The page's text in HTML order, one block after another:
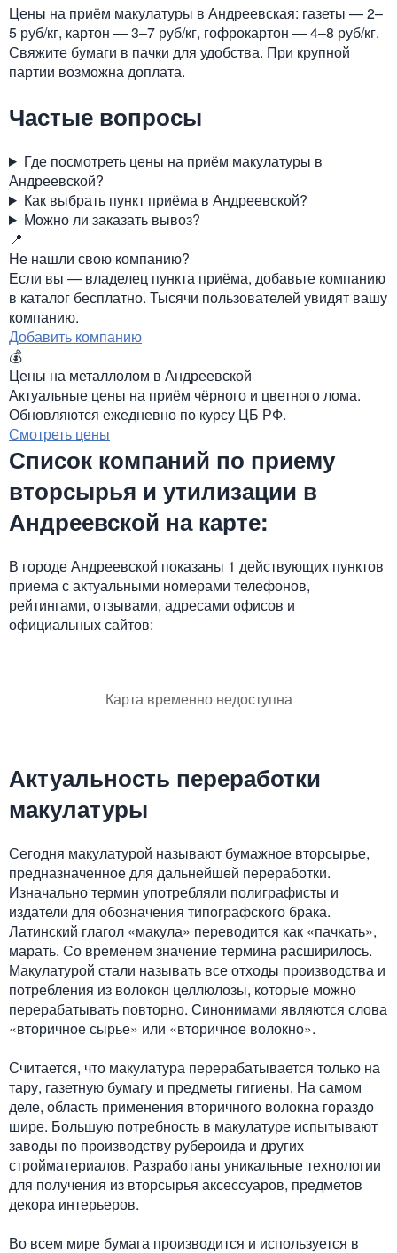
Цены на приём макулатуры в Андреевская: газеты — 2–
5 руб/кг, картон — 3–7 руб/кг, гофрокартон — 4–8 руб/кг.
Свяжите бумаги в пачки для удобства. При крупной
партии возможна доплата.
Частые вопросы
Где посмотреть цены на приём макулатуры в
Андреевской?
Как выбрать пункт приёма в Андреевской?
Можно ли заказать вывоз?
📍
Не нашли свою компанию?
Если вы — владелец пункта приёма, добавьте компанию
в каталог бесплатно. Тысячи пользователей увидят вашу
компанию.
Добавить компанию
💰
Цены на металлолом в Андреевской
Актуальные цены на приём чёрного и цветного лома.
Обновляются ежедневно по курсу ЦБ РФ.
Смотреть цены
Список компаний по приему
вторсырья и утилизации в
Андреевской на карте:
В городе Андреевской показаны 1 действующих пунктов
приема с актуальными номерами телефонов,
рейтингами, отзывами, адресами офисов и
официальных сайтов:
Карта временно недоступна
Актуальность переработки
макулатуры
Сегодня макулатурой называют бумажное вторсырье,
предназначенное для дальнейшей переработки.
Изначально термин употребляли полиграфисты и
издатели для обозначения типографского брака.
Латинский глагол «макула» переводится как «пачкать»,
марать. Со временем значение термина расширилось.
Макулатурой стали называть все отходы производства и
потребления из волокон целлюлозы, которые можно
перерабатывать повторно. Синонимами являются слова
«вторичное сырье» или «вторичное волокно».
Считается, что макулатура перерабатывается только на
тару, газетную бумагу и предметы гигиены. На самом
деле, область применения вторичного волокна гораздо
шире. Большую потребность в макулатуре испытывают
заводы по производству рубероида и других
стройматериалов. Разработаны уникальные технологии
для получения из вторсырья аксессуаров, предметов
декора интерьеров.
Во всем мире бумага производится и используется в